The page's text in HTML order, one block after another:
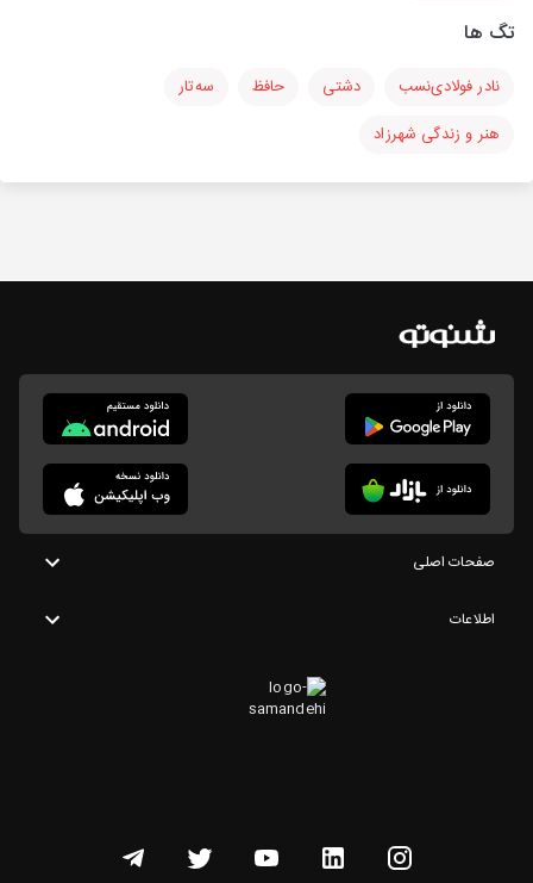
تگ ها
نادر فولادی‌نسب دشتی حافظ
سه‌تار
هنر و زندگی شهرزاد
صفحات اصلی
اطلاعات